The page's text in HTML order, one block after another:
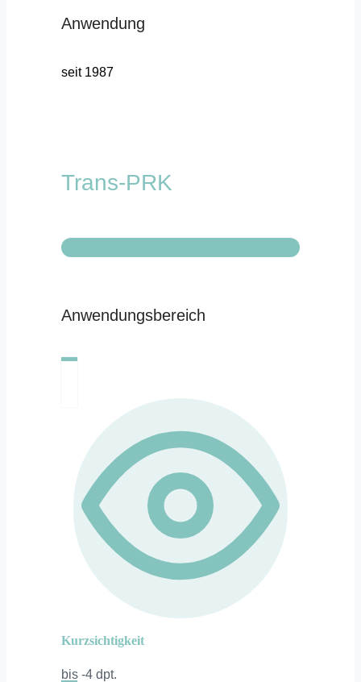
Anwendung
seit 1987
Trans-PRK
Anwendungsbereich
Kurzsichtigkeit
bis -4 dpt.